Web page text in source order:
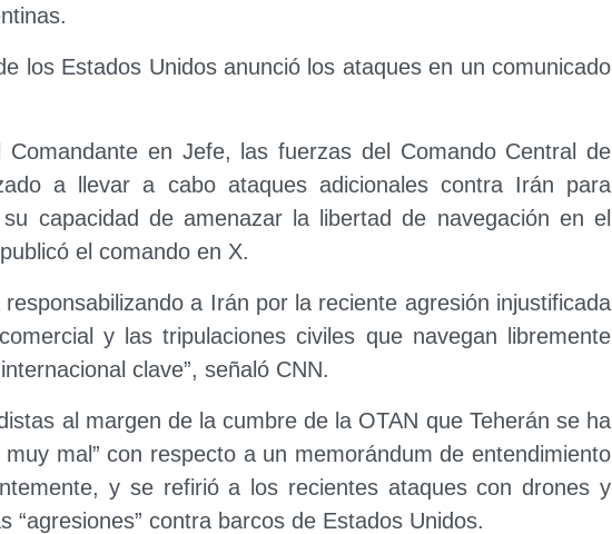
los Estados Unidos anunció los ataques en un comunicado
Comandante en Jefe, las fuerzas del Comando Central de
a llevar a cabo ataques adicionales contra Irán para
capacidad de amenazar la libertad de navegación en el
el comando en X.
responsabilizando a Irán por la reciente agresión injustificada
y las tripulaciones civiles que navegan libremente
clave”, señaló CNN.
al margen de la cumbre de la OTAN que Teherán se ha
muy mal” con respecto a un memorándum de entendimiento
y se refirió a los recientes ataques con drones y
“agresiones” contra barcos de Estados Unidos.